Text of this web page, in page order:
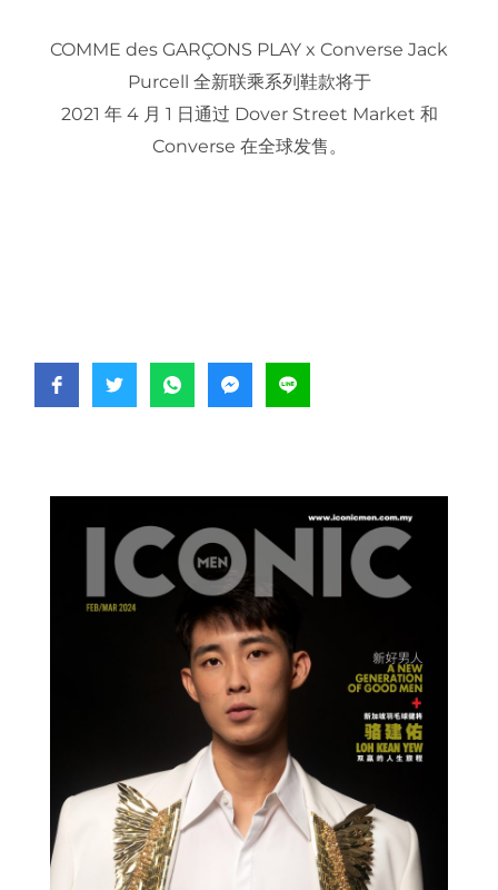
COMME des GARÇONS PLAY x Converse Jack
Purcell 全新联乘系列鞋款将于
2021 年 4 月 1 日通过 Dover Street Market 和
Converse 在全球发售。